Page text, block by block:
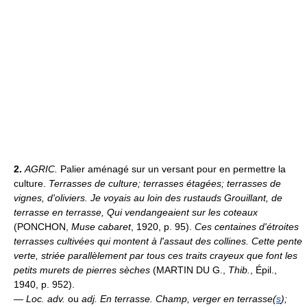
2.AGRIC. Palier aménagé sur un versant pour en permettre la
culture. Terrasses de culture; terrasses étagées; terrasses de
vignes, d'oliviers. Je voyais au loin des rustauds Grouillant, de
terrasse en terrasse, Qui vendangeaient sur les coteaux
(PONCHON, Muse cabaret, 1920, p. 95). Ces centaines d'étroites
terrasses cultivées qui montent à l'assaut des collines. Cette pente
verte, striée parallèlement par tous ces traits crayeux que font les
petits murets de pierres sèches (MARTIN DU G., Thib., Épil.,
1940, p. 952).
— Loc. adv. ou adj. En terrasse. Champ, verger en terrasse(s);